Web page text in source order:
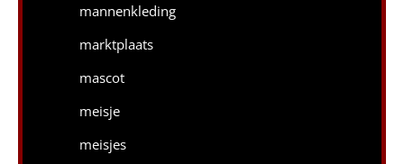
mannenkleding
marktplaats
mascot
meisje
meisjes